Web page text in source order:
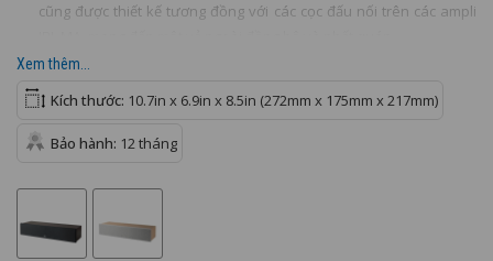
cũng được thiết kế tương đồng với các cọc đấu nối trên các ampli
Lưới bảo vệ từ tính:
lưới bảo vệ từ tính, vòng trim độc đáo và thiết kế mặt trước nổi -
giá.
phía sau. Thiết kế này giúp giảm tốc độ không khí khi thoát ra khỏi
thùng loa, loại bỏ hiện tượng tiếng ồn và sự biến dạng âm thanh.
Xem thêm...
Kích thước: 10.7in x 6.9in x 8.5in (272mm x 175mm x 217mm)
Bảo hành: 12 tháng